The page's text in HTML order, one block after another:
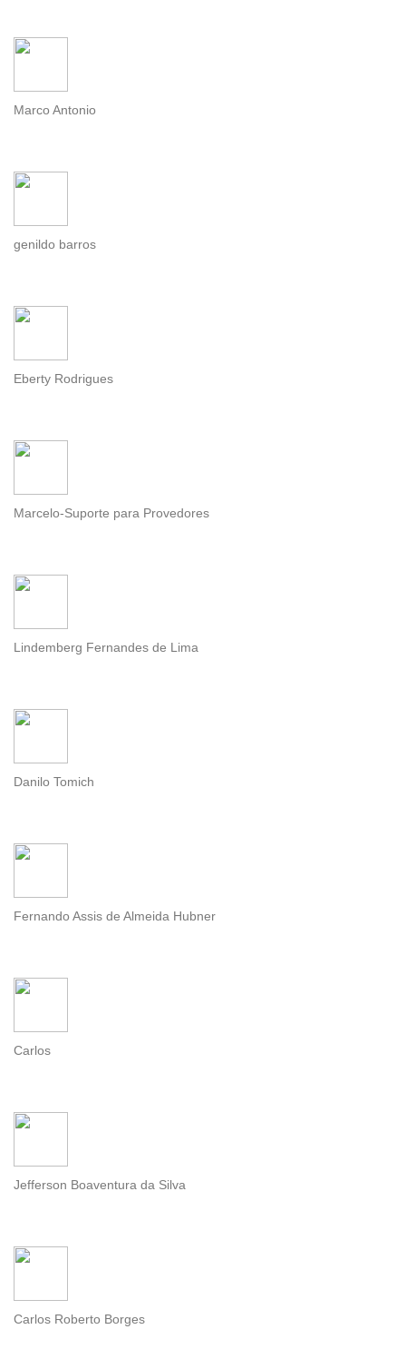
Marco Antonio
genildo barros
Eberty Rodrigues
Marcelo-Suporte para Provedores
Lindemberg Fernandes de Lima
Danilo Tomich
Fernando Assis de Almeida Hubner
Carlos
Jefferson Boaventura da Silva
Carlos Roberto Borges